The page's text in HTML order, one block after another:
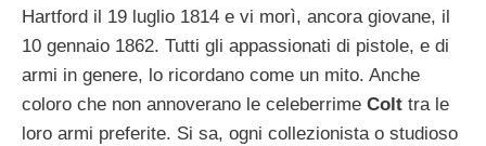
Hartford il 19 luglio 1814 e vi morì, ancora giovane, il
10 gennaio 1862. Tutti gli appassionati di pistole, e di
armi in genere, lo ricordano come un mito. Anche
coloro che non annoverano le celeberrime Colt tra le
loro armi preferite. Si sa, ogni collezionista o studioso